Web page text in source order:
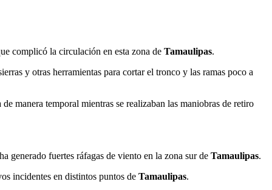
complicó la circulación en esta zona de Tamaulipas.
y otras herramientas para cortar el tronco y las ramas poco a
manera temporal mientras se realizaban las maniobras de retiro
generado fuertes ráfagas de viento en la zona sur de Tamaulipas.
incidentes en distintos puntos de Tamaulipas.